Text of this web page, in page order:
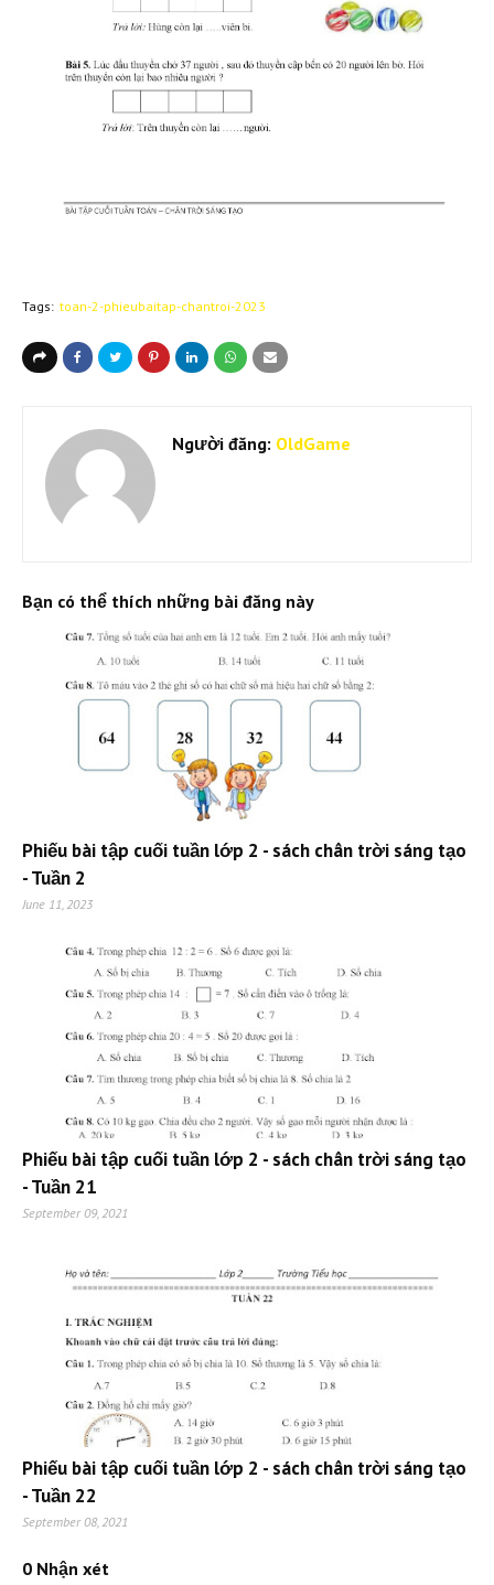
Tags: toan-2-phieubaitap-chantroi-2023
Người đăng: OldGame
Bạn có thể thích những bài đăng này
Phiếu bài tập cuối tuần lớp 2 - sách chân trời sáng tạo
- Tuần 2
June 11, 2023
Phiếu bài tập cuối tuần lớp 2 - sách chân trời sáng tạo
- Tuần 21
September 09, 2021
Phiếu bài tập cuối tuần lớp 2 - sách chân trời sáng tạo
- Tuần 22
September 08, 2021
0 Nhận xét